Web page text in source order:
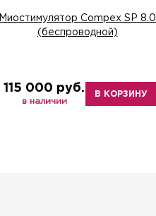
Миостимулятор Compex SP 8.0
(беспроводной)
115 000 руб.
в наличии
В КОРЗИНУ